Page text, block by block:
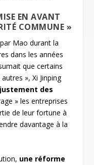
EN AVANT
COMMUNE »
Mao durant la
dans les années
que certains
», Xi Jinping
des
» les entreprises
de leur fortune à
davantage à la
une réforme